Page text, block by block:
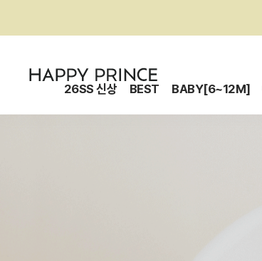
26SS 신상 BEST BABY[6~12M]